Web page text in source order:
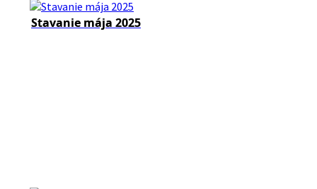
Stavanie mája 2025